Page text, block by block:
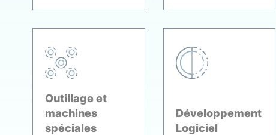
Outillage et
machines
spéciales
Développement
Logiciel